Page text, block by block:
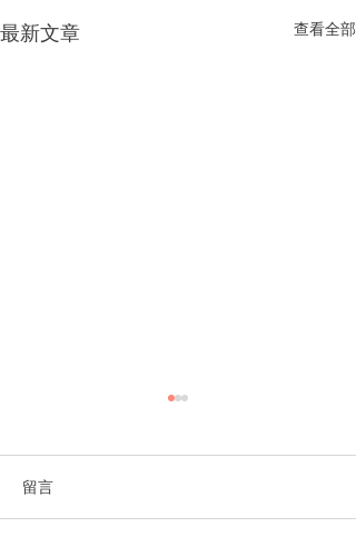
最新文章 查看全部
留言